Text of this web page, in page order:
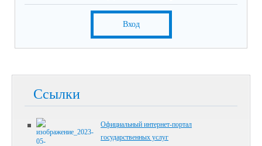
Вход
Ссылки
Официальный интернет-портал
государственных услуг